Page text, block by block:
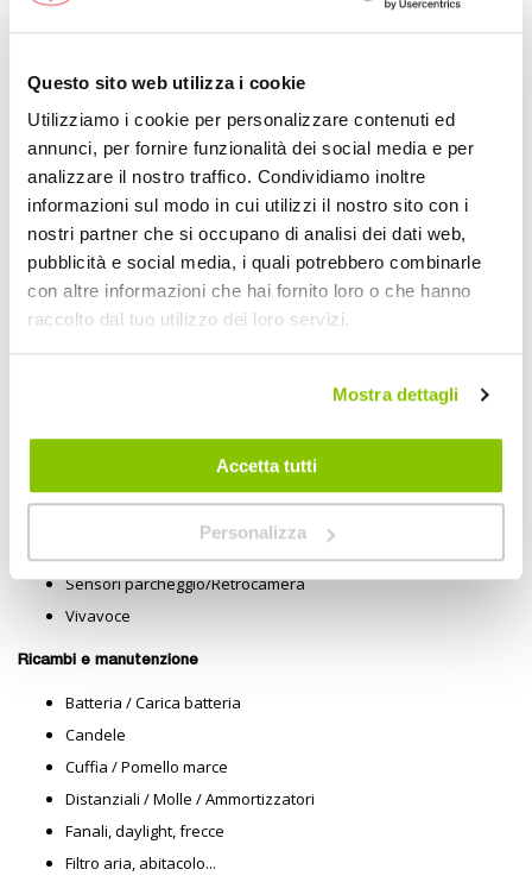
Questo sito web utilizza i cookie
Utilizziamo i cookie per personalizzare contenuti ed
annunci, per fornire funzionalità dei social media e per
analizzare il nostro traffico. Condividiamo inoltre
informazioni sul modo in cui utilizzi il nostro sito con i
nostri partner che si occupano di analisi dei dati web,
pubblicità e social media, i quali potrebbero combinarle
con altre informazioni che hai fornito loro o che hanno
raccolto dal tuo utilizzo dei loro servizi.
Mostra dettagli
Accetta tutti
Personalizza
Bracciolo
Copricerchi
Coprisedili
Coprivolante
Deflettori aria
Autoradio
Sensori parcheggio/Retrocamera
Vivavoce
Ricambi e manutenzione
Batteria / Carica batteria
Candele
Cuffia / Pomello marce
Distanziali / Molle / Ammortizzatori
Fanali, daylight, frecce
Filtro aria, abitacolo...